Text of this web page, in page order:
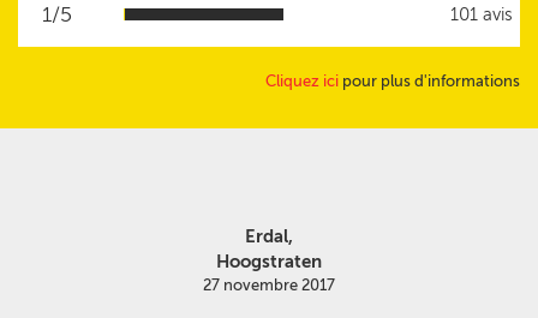
1/5 101 avis
Cliquez ici pour plus d'informations
Erdal,
Hoogstraten
27 novembre 2017